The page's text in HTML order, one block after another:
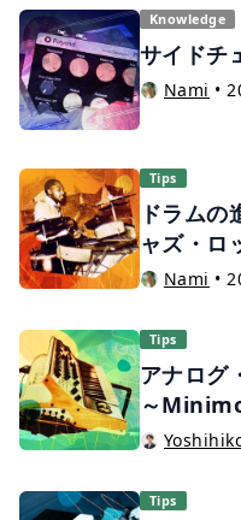
Knowledge
サイドチ
Nami •
Tips
ドラム
ャズ・ロ
Nami •
Tips
アナログ
～
Tips